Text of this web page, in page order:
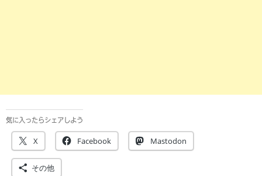
気に入ったらシェアしよう
X Facebook Mastodon
その他